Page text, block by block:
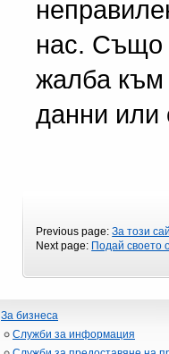
нас. Също
жалба към
данни или
Previous page:За този
Next page: Подай своето
За бизнеса
Служби за информация